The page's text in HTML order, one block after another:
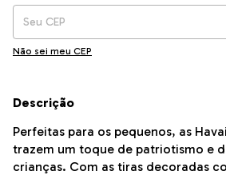
Não sei meu CEP
Descrição
Perfeitas para os pequenos, as
trazem um toque de patriotismo e
crianças. Com as tiras decoradas